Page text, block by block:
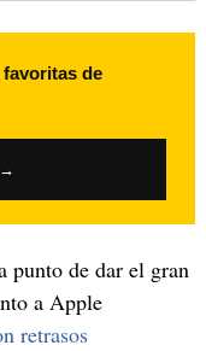
de
punto de dar el gran
a Apple
retrasos